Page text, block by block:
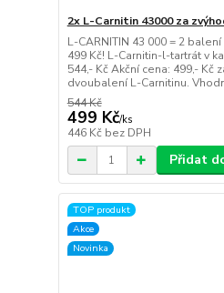
2x L-Carnitin 43000 za
L-CARNITIN 43 000 = 2
499 Kč! L-Carnitin-l-tartrát v
544,- Kč Akční cena: 499,- Kč
dvoubalení L-Carnitinu.
544 Kč
499 Kč/ks
446 Kč bez DPH
Přidat
TOP produkt
Akce
Novinka